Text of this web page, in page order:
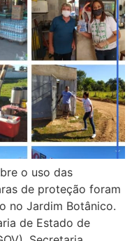
o uso das
de proteção foram
no Jardim Botânico.
de Estado de